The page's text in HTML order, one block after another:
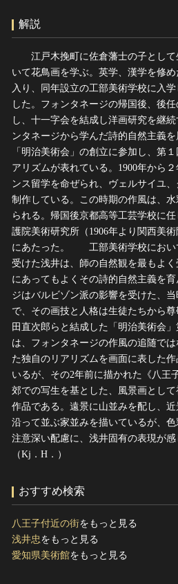
解説
江戸木挽町に佐倉藩士の子として
いて花鳥画を学ぶ。英学、漢学を修
入り、同年設立の工部美術学校に入
した。フォンタネージの帰国後、後
し、十一字会を結成し洋画研究を継
ンタネージから学んだ詩的自然主義
「明治美術会」の創立に参加し、第
アリズムが表れている。1900年から
ンス留学を命ぜられ、ヴェルサイユ
制作している。この時期の作風は、
られる。帰国後京都高等工芸学校に
護院美術研究所（1906年より関西美
にあたった。 工部美術学校におい
受けた浅井は、師の自然観を最もよ
にあってもよくその詩的自然主義を
ジはバルビゾン派の影響を受けた、
で、その画技と人格は生徒たちから
田直次郎らと結成した「明治美術会」
は、フォンタネージの作風の追随で
た独自のリアリズムを画面に表した
いるが、その2年前に描かれた《八王
郊での写生を基とした、風景画とし
作品である。遠景に山並みを配し、
沿って並ぶ家並みを描いているが、
注意深い配慮に、浅井固有の表現が感
（Kj．H．）
おすすめ検索
八王子付近の街をもっと見る
浅井忠をもっと見る
愛知県美術館をもっと見る